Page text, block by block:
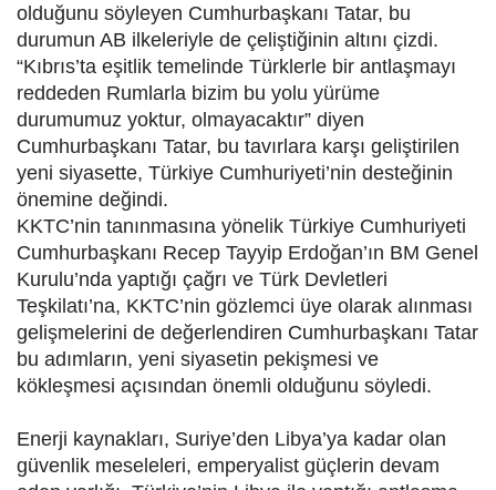
olduğunu söyleyen Cumhurbaşkanı Tatar, bu
durumun AB ilkeleriyle de çeliştiğinin altını çizdi.
“Kıbrıs’ta eşitlik temelinde Türklerle bir antlaşmayı
reddeden Rumlarla bizim bu yolu yürüme
durumumuz yoktur, olmayacaktır” diyen
Cumhurbaşkanı Tatar, bu tavırlara karşı geliştirilen
yeni siyasette, Türkiye Cumhuriyeti’nin desteğinin
önemine değindi.
KKTC’nin tanınmasına yönelik Türkiye Cumhuriyeti
Cumhurbaşkanı Recep Tayyip Erdoğan’ın BM Genel
Kurulu’nda yaptığı çağrı ve Türk Devletleri
Teşkilatı’na, KKTC’nin gözlemci üye olarak alınması
gelişmelerini de değerlendiren Cumhurbaşkanı Tatar
bu adımların, yeni siyasetin pekişmesi ve
kökleşmesi açısından önemli olduğunu söyledi.
Enerji kaynakları, Suriye’den Libya’ya kadar olan
güvenlik meseleleri, emperyalist güçlerin devam